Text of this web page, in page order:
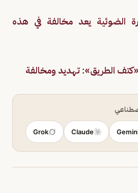
الضوئية يعد مخالفة في هذه
«كتف الطريق»: تهديد ومخالفة
Claude
Grok